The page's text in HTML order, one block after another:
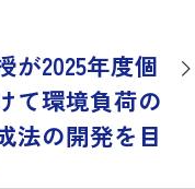
が2025年度個
て環境負荷の
法の開発を目